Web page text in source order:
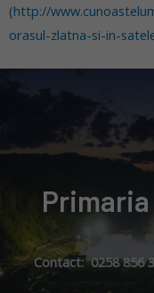
(http://
orasul-zlatna-si-in-
Contact: 0258 856